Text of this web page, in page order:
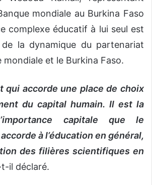
mondiale au Burkina Faso
complexe éducatif à lui seul est
la dynamique du partenariat
mondiale et le Burkina Faso.
qui accorde une place de choix
du capital humain. Il est la
capitale que le
à l’éducation en général,
des filières scientifiques en
il déclaré.